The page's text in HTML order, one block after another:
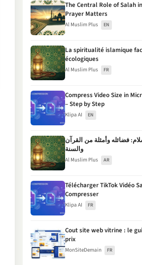
The Central Role of Salah
Prayer Matters
Al Muslim Plus EN
La spiritualité islamique
écologiques
Al Muslim Plus FR
Compress Video Size in
– Step by Step
Klipa AI EN
فضائله وأمثلة من القرآن
والسنة
Al Muslim Plus AR
Télécharger TikTok Vidéo
Compresser
Klipa AI FR
Cout site web vitrine : le
prix
MonSiteDemain FR